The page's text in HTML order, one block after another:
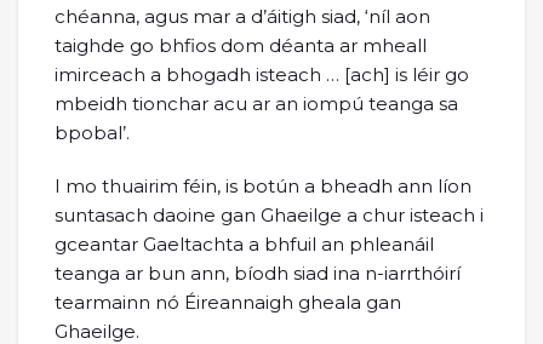
chéanna, agus mar a d’áitigh siad, ‘níl aon
taighde go bhfios dom déanta ar mheall
imirceach a bhogadh isteach … [ach] is léir go
mbeidh tionchar acu ar an iompú teanga sa
bpobal’.
I mo thuairim féin, is botún a bheadh ann líon
suntasach daoine gan Ghaeilge a chur isteach i
gceantar Gaeltachta a bhfuil an phleanáil
teanga ar bun ann, bíodh siad ina n-iarrthóirí
tearmainn nó Éireannaigh gheala gan
Ghaeilge.